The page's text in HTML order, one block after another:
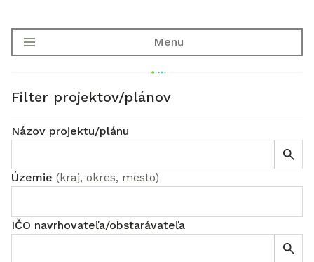
Menu
Filter projektov/plánov
Názov projektu/plánu
Územie (kraj, okres, mesto)
IČO navrhovateľa/obstarávateľa